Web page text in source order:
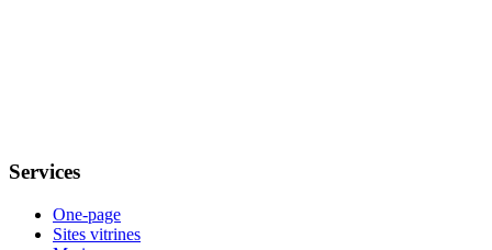
Services
One-page
Sites vitrines